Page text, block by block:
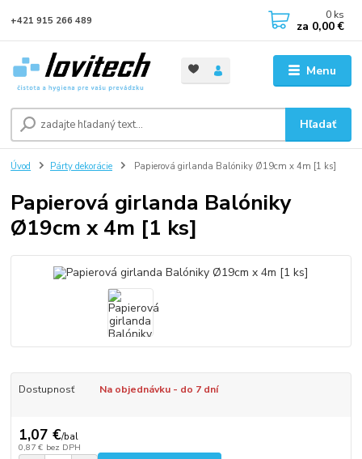
Menu
Hľadať
+421 915 266 489 0 ks
za 0,00 €
Úvod Párty dekorácie Papierová girlanda Balóniky Ø19cm x 4m [1 ks]
Papierová girlanda Balóniky
Ø19cm x 4m [1 ks]
Dostupnosť Na objednávku - do 7 dní
1,07 €/bal
0,87 € bez DPH